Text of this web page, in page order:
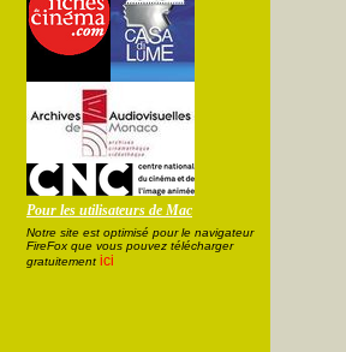
Pour les utilisateurs de Mac
Notre site est optimisé pour le navigateur
FireFox que vous pouvez télécharger
gratuitement ici